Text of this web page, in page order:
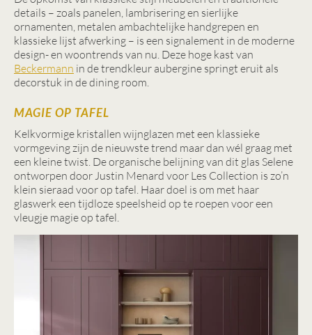
details – zoals panelen, lambrisering en sierlijke
ornamenten, metalen ambachtelijke handgrepen en
klassieke lijst afwerking – is een signalement in de moderne
design- en woontrends van nu. Deze hoge kast van
Beckermann in de trendkleur aubergine springt eruit als
decorstuk in de dining room.
MAGIE OP TAFEL
Kelkvormige kristallen wijnglazen met een klassieke
vormgeving zijn de nieuwste trend maar dan wél graag met
een kleine twist. De organische belijning van dit glas Selene
ontworpen door Justin Menard voor Les Collection is zo’n
klein sieraad voor op tafel. Haar doel is om met haar
glaswerk een tijdloze speelsheid op te roepen voor een
vleugje magie op tafel.